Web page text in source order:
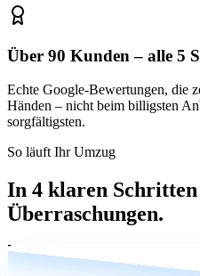
Über 90 Kunden – alle 5
Echte Google-Bewertungen, die
Händen – nicht beim billigsten
sorgfältigsten.
So läuft Ihr Umzug
In 4 klaren
Überraschungen.